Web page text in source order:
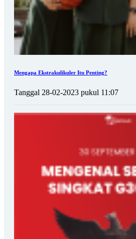
Mengapa Ekstrakulikuler Itu Penting?
Tanggal 28-02-2023 pukul 11:07